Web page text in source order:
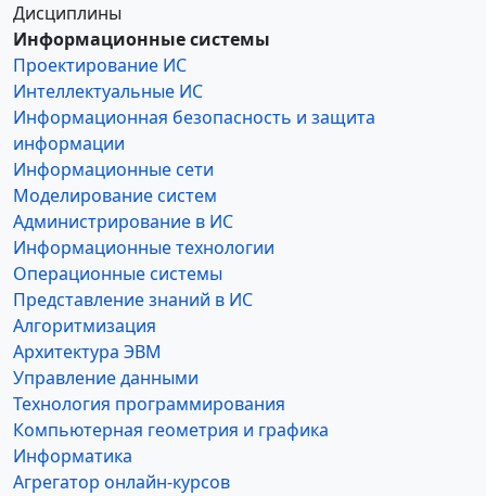
Дисциплины
Информационные системы
Проектирование ИС
Интеллектуальные ИС
Информационная безопасность и защита
информации
Информационные сети
Моделирование систем
Администрирование в ИС
Информационные технологии
Операционные системы
Представление знаний в ИС
Алгоритмизация
Архитектура ЭВМ
Управление данными
Технология программирования
Компьютерная геометрия и графика
Информатика
Агрегатор онлайн-курсов